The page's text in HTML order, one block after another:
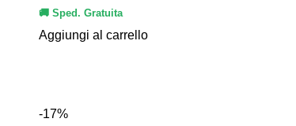
🚚 Sped. Gratuita
Aggiungi al carrello
-17%